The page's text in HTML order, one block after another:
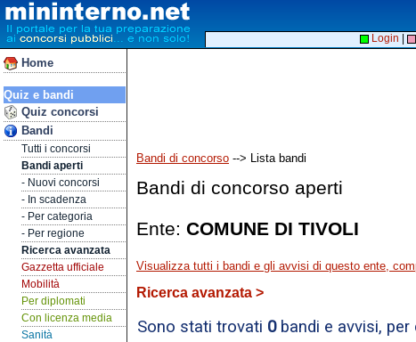
Home
Quiz e bandi
Quiz concorsi
Bandi
Tutti i concorsi
Bandi aperti
- Nuovi concorsi
- In scadenza
- Per categoria
- Per regione
Ricerca avanzata
Gazzetta ufficiale
Mobilità
Per diplomati
Con licenza media
Sanità
Login
Bandi di concorso --> Lista bandi
Bandi di concorso aperti
Ente: COMUNE DI TIVOLI
Visualizza tutti i bandi e gli avvisi di questo ente,
Ricerca avanzata >
Sono stati trovati 0bandi e avvisi, per